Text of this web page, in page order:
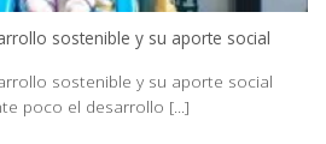
sostenible y su aporte social
sostenible y su aporte social
poco el desarrollo [...]